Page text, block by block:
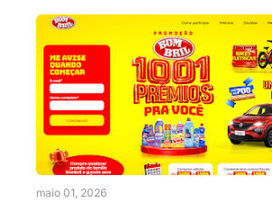
maio 01, 2026